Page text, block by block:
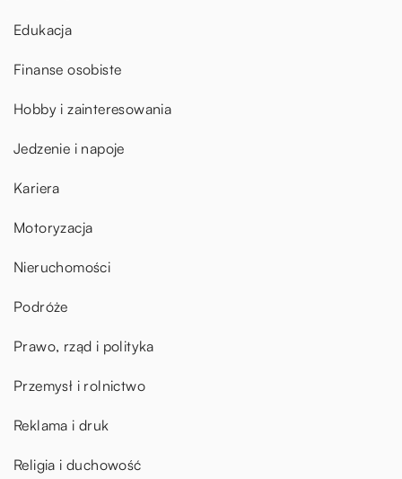
Edukacja
Finanse osobiste
Hobby i zainteresowania
Jedzenie i napoje
Kariera
Motoryzacja
Nieruchomości
Podróże
Prawo, rząd i polityka
Przemysł i rolnictwo
Reklama i druk
Religia i duchowość